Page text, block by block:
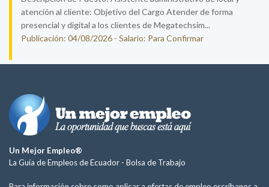
atención al cliente: Objetivo del Cargo Atender de forma
presencial y digital a los clientes de Megatechsim...
Publicación: 04/08/2026 - Salario: Para Confirmar
Un Mejor Empleo®
La Guía de Empleos de Ecuador - Bolsa de Trabajo